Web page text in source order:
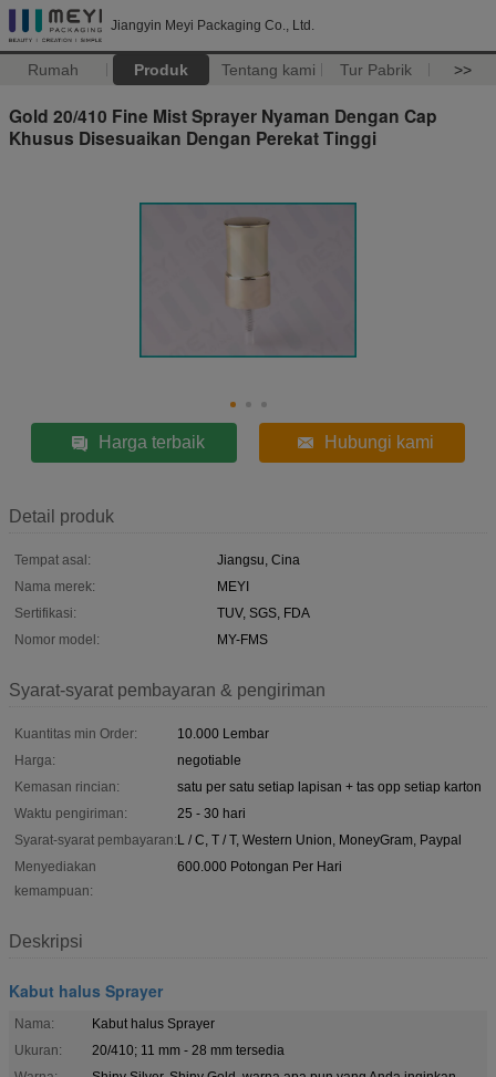
Jiangyin Meyi Packaging Co., Ltd.
Rumah Produk Tentang kami Tur Pabrik >>
Gold 20/410 Fine Mist Sprayer Nyaman Dengan Cap
Khusus Disesuaikan Dengan Perekat Tinggi
Harga terbaik Hubungi kami
Detail produk
Tempat asal:
Jiangsu, Cina
Nama merek:
MEYI
Sertifikasi:
TUV, SGS, FDA
Nomor model:
MY-FMS
Syarat-syarat pembayaran & pengiriman
Kuantitas min Order:
10.000 Lembar
Harga:
negotiable
Kemasan rincian:
satu per satu setiap lapisan + tas opp setiap karton
Waktu pengiriman:
25 - 30 hari
Syarat-syarat pembayaran:L / C, T / T, Western Union, MoneyGram, Paypal
Menyediakan
kemampuan:
600.000 Potongan Per Hari
Deskripsi
Kabut halus Sprayer
Nama:
Kabut halus Sprayer
Ukuran:
20/410; 11 mm - 28 mm tersedia